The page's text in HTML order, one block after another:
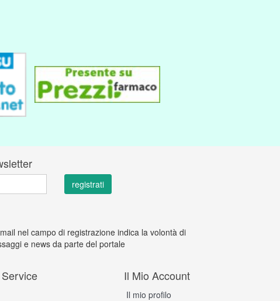
nel campo di registrazione indica la volontà di
e news da parte del portale
Il Mio Account
Il mio profilo